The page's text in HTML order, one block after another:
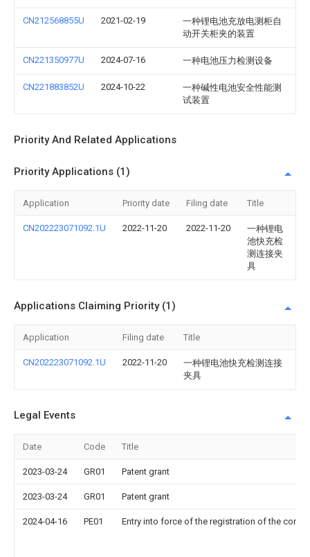
CN212568855U 2021-02-19
一种锂电池充放电测柜自
动开关柜夹的装置
CN221350977U 2024-07-16 一种电池压力检测设备
CN221883852U 2024-10-22
一种碱性电池安全性能测
试装置
Priority And Related Applications
Priority Applications (1)
Application Priority date Filing date Title
CN202223071092.1U 2022-11-20 2022-11-20
一种锂电
池快充检
测连接夹
具
Applications Claiming Priority (1)
Application Filing date Title
CN202223071092.1U 2022-11-20
一种锂电池快充检测连接
夹具
Legal Events
Date Code Title
2023-03-24 GR01 Patent grant
2023-03-24 GR01 Patent grant
2024-04-16 PE01 Entry into force of the registration of the